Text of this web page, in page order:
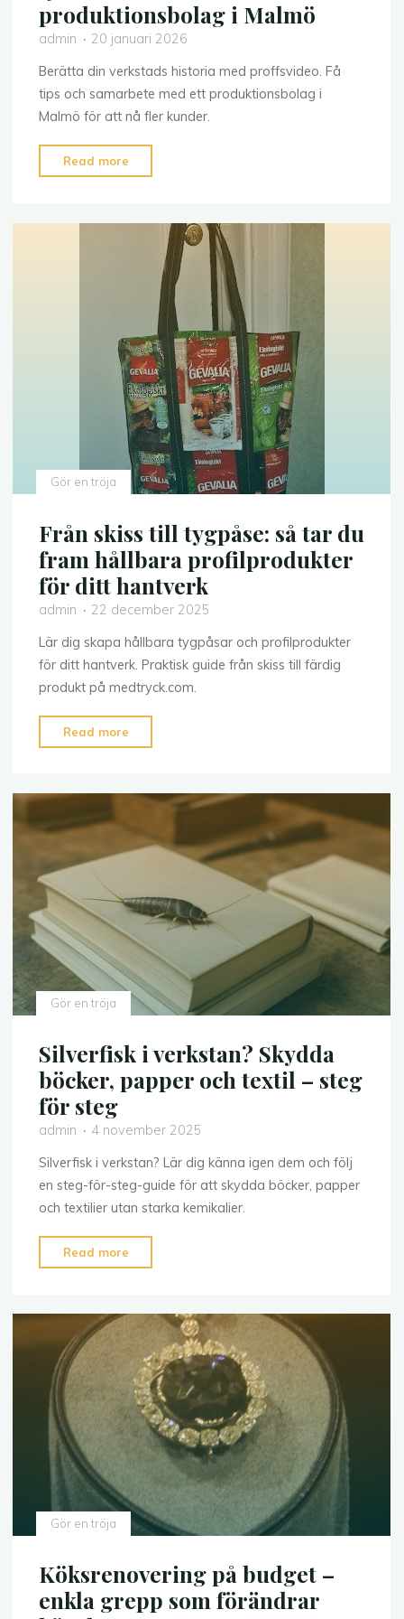
produktionsbolag i Malmö
admin
20 januari 2026
Berätta din verkstads historia med proffsvideo. Få
tips och samarbete med ett produktionsbolag i
Malmö för att nå fler kunder.
Read more
verkstad
video:
lyckas
med
ett
produktionsbolag
i
Malmö"
Gör en tröja
Från skiss till tygpåse: så tar du
fram hållbara profilprodukter
för ditt hantverk
admin
22 december 2025
Lär dig skapa hållbara tygpåsar och profilprodukter
för ditt hantverk. Praktisk guide från skiss till färdig
produkt på medtryck.com.
Read more
skiss
tygpåse:
tar
hållbara
profilprodukter
för
ditt
hantverk"
Gör en tröja
Silverfisk i verkstan? Skydda
böcker, papper och textil – steg
för steg
admin
4 november 2025
Silverfisk i verkstan? Lär dig känna igen dem och följ
en steg-för-steg-guide för att skydda böcker, papper
och textilier utan starka kemikalier.
Read more
i
Skydda
böcker,
papper
och
textil
Gör en tröja
Köksrenovering på budget –
enkla grepp som förändrar